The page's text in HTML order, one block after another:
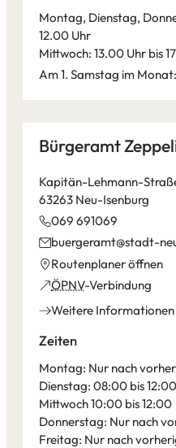
Leaflet|©Bundesamt für
Montag, Dienstag,
12.00 Uhr
Mittwoch: 13.00 Uhr bis
Am 1. Samstag im
Bürgeramt
Kapitän-Lehmann-
63263 Neu-Isenburg
069 691069
buergeramt stadt-
Routenplaner öffnen
(Öffnet
in
neuen
Tab)
ÖPNV-Verbindung
(Öffnet
in
neuen
Weitere Informationen
Zeiten
Montag: Nur nach
Dienstag: 08:00 bis
Mittwoch 10:00 bis 12:00
Donnerstag: Nur nach
Freitag: Nur nach